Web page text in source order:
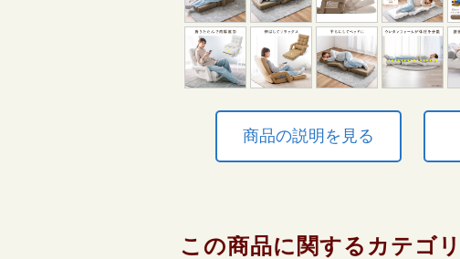
商品の説明を見る
この商品に関するカテゴリ